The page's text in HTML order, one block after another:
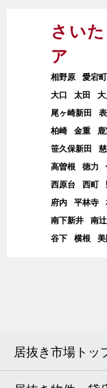
さい
ア
相野原 愛宕町
大口
太田
尾ヶ崎新田
柏崎 金重
笹久保新田
高曽根 徳力
西原台 西町
府内 平林寺
南下新井 南辻
谷下 横根
居抜き市場トッ